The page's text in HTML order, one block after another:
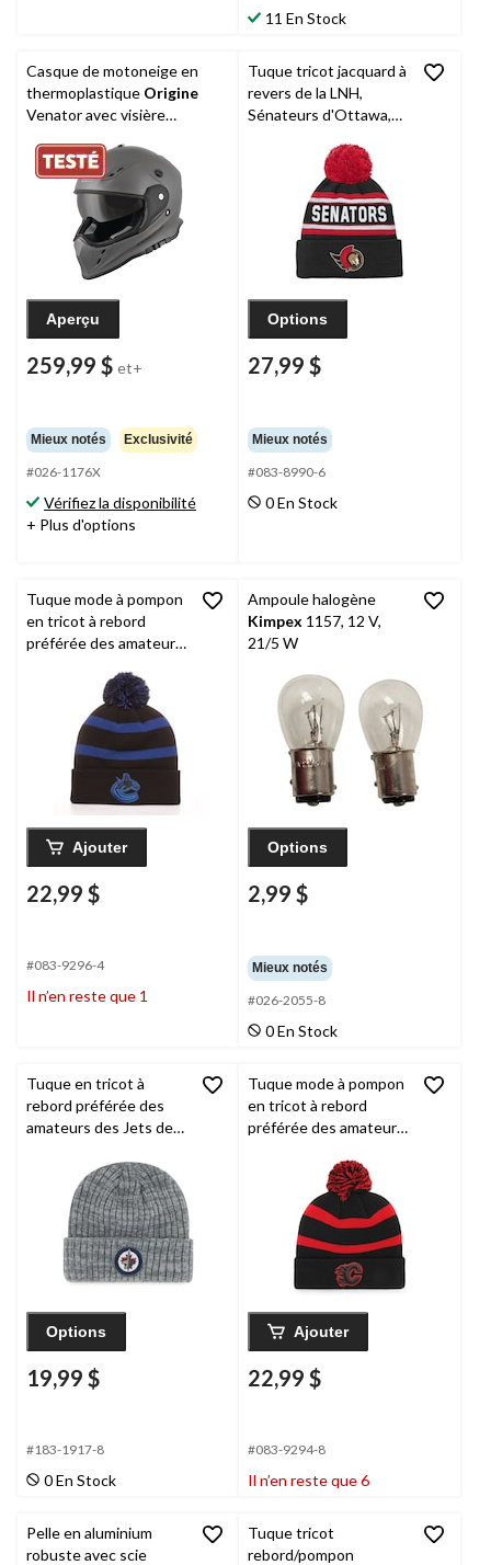
11 En Stock
Casque de motoneige en
thermoplastique Origine
Venator avec visière
tailles
Aperçu
259,99 $ et+
Mieux notés Exclusivité
#026-1176X
Vérifiez la disponibilité
+ Plus d'options
Tuque tricot jacquard à
revers de la LNH,
Sénateurs d'Ottawa,
Options
27,99 $
Mieux notés
#083-8990-6
0 En Stock
Tuque mode à pompon
en tricot à rebord
préférée des amateurs
Vancouver de la LNH,
Ajouter
22,99 $
#083-9296-4
Il n’en reste que 1
Ampoule halogène
Kimpex 1157, 12 V,
21/5 W
Options
2,99 $
Mieux notés
#026-2055-8
0 En Stock
Tuque en tricot à
rebord préférée des
amateurs des Jets de
gris givré, adulte
Options
19,99 $
#183-1917-8
0 En Stock
Tuque mode à pompon
en tricot à rebord
préférée des amateurs
de la LNH, noir
Ajouter
22,99 $
#083-9294-8
Il n’en reste que 6
Pelle en aluminium
robuste avec scie
Tuque tricot
rebord/pompon